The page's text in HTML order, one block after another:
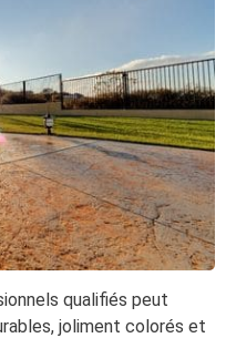
qualifiés peut
joliment colorés et